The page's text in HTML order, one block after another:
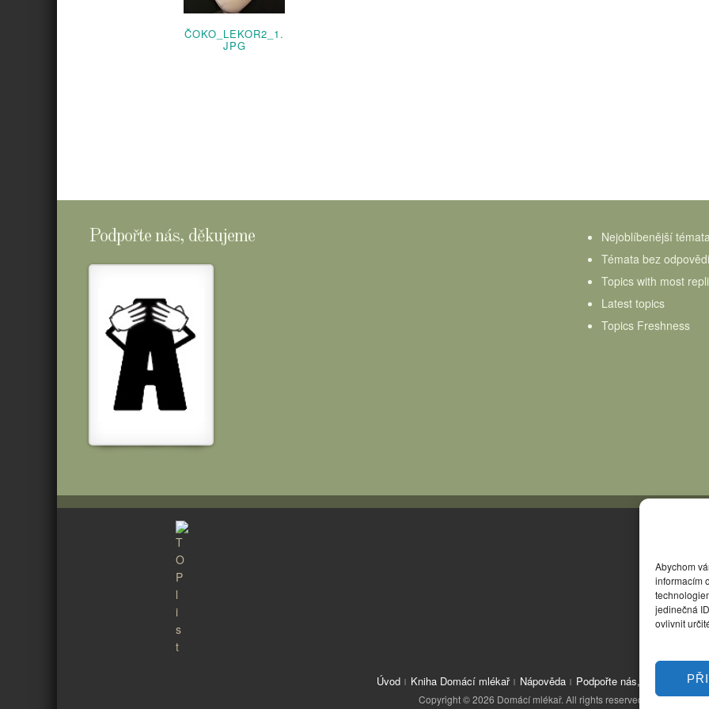
Abychom
informacím
jedinečná
ovlivnit
ČOKO_LEKOR2_1.
JPG
Podpořte nás, děkujeme
Nejoblíbenější
Témata bez odpovědi
Topics with most
Latest topics
Topics Freshness
Úvod Kniha Domácí mlékař Nápověda Podpořte nás, děkujeme
Copyright © 2026 Domácí mlékař. All rights reserved.